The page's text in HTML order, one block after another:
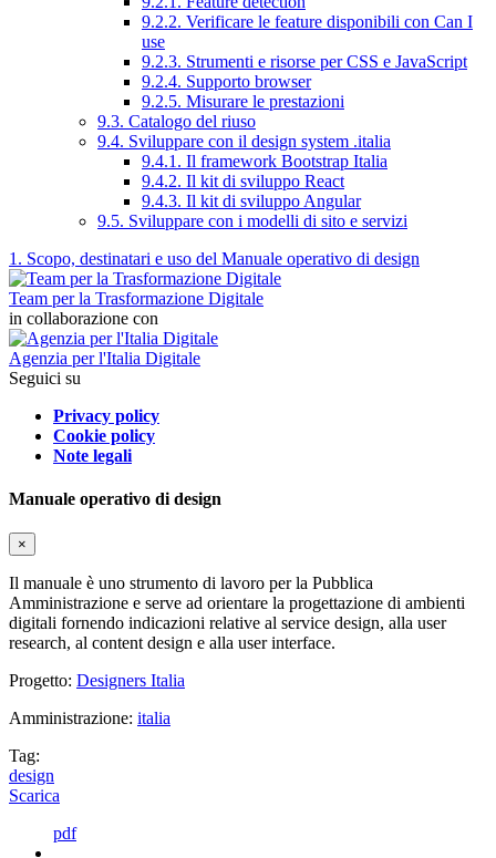
9.2.2. Verificare le feature disponibili con Can I
use
9.2.3. Strumenti e risorse per CSS e JavaScript
9.2.4. Supporto browser
9.2.5. Misurare le prestazioni
9.3. Catalogo del riuso
9.4. Sviluppare con il design system .italia
9.4.1. Il framework Bootstrap Italia
9.4.2. Il kit di sviluppo React
9.4.3. Il kit di sviluppo Angular
9.5. Sviluppare con i modelli di sito e servizi
1. Scopo, destinatari e uso del Manuale operativo di design
Team per la Trasformazione Digitale
in collaborazione con
Agenzia per l'Italia Digitale
Seguici su
Privacy policy
Cookie policy
Note legali
Manuale operativo di design
×
Il manuale è uno strumento di lavoro per la Pubblica
Amministrazione e serve ad orientare la progettazione di ambienti
digitali fornendo indicazioni relative al service design, alla user
research, al content design e alla user interface.
Progetto: Designers Italia
Amministrazione: italia
Tag:
design
Scarica
pdf